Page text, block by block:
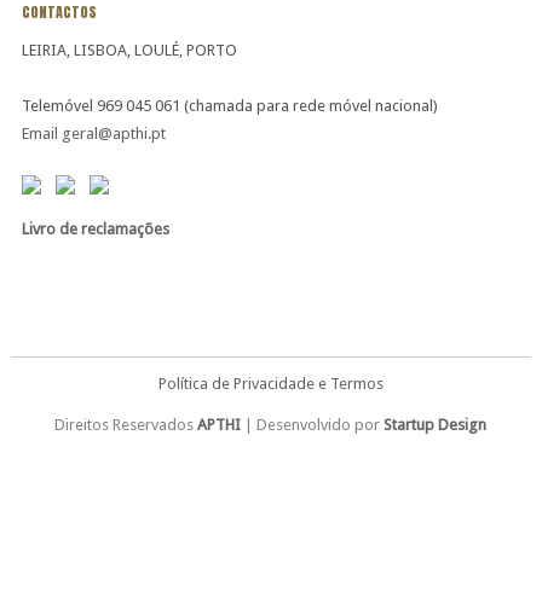
CONTACTOS
LEIRIA, LISBOA, LOULÉ, PORTO
Telemóvel 969 045 061 (chamada para rede móvel nacional)
Email geral@apthi.pt
Livro de reclamações
Política de Privacidade e Termos
Direitos ReservadosAPTHI | Desenvolvido porStartup Design